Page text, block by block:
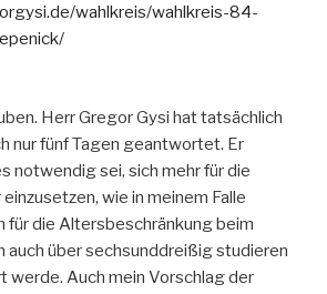
Herr Gregor Gysi hat tatsächlich
nur fünf Tagen geantwortet. Er
notwendig sei, sich mehr für die
wie in meinem Falle
für die Altersbeschränkung beim
auch über sechsunddreißig studieren
werde. Auch mein Vorschlag der